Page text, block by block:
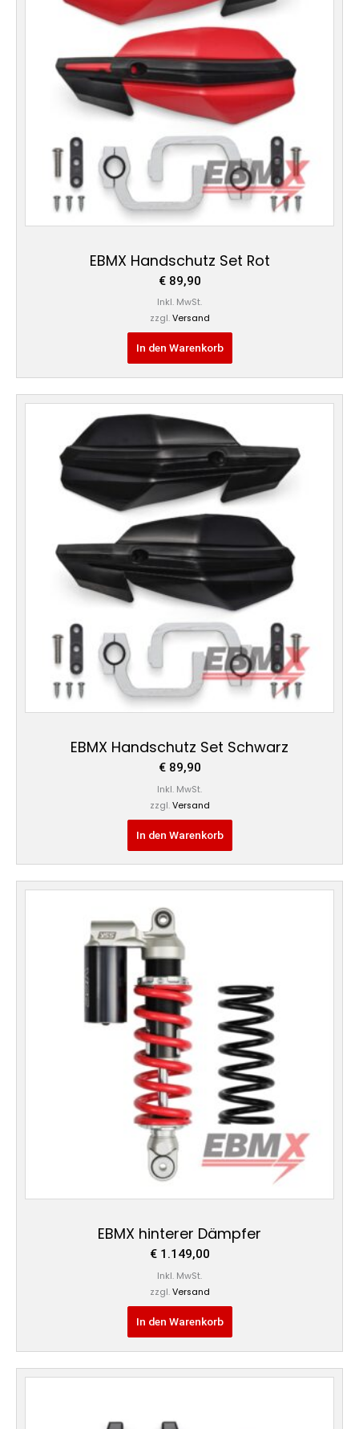
EBMX Handschutz Set Rot
€89,90
Inkl. MwSt.
zzgl. Versand
In den Warenkorb
EBMX Handschutz Set Schwarz
€89,90
Inkl. MwSt.
zzgl. Versand
In den Warenkorb
EBMX hinterer Dämpfer
€1.149,00
Inkl. MwSt.
zzgl. Versand
In den Warenkorb